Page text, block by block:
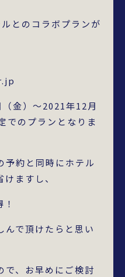
とのコラボプランが
金）～2021年12月
でのプランとなりま
予約と同時にホテル
ますし、
んで頂けたらと思い
で、お早めにご検討